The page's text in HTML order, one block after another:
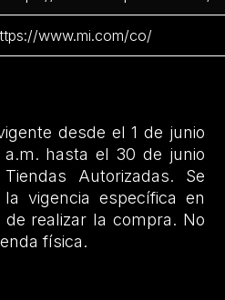
www.mi.com/co/
desde el 1 de junio
hasta el 30 de junio
Autorizadas. Se
vigencia específica en
realizar la compra. No
física.